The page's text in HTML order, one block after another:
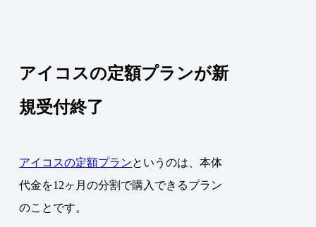
アイコスの定額プランが新
規受付終了
アイコスの定額プランというのは、本体
代金を12ヶ月の分割で購入できるプラン
のことです。